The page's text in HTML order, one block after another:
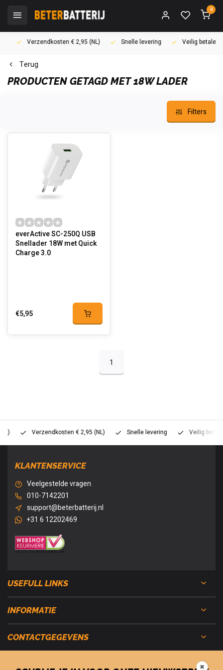
0
Verzendkosten € 2,95 (NL) Snelle levering Veilig betalen
Terug
PRODUCTEN GETAGD MET 18W LADER
Filters
everActive SC-250Q USB
Snellader 18W met Quick
Charge 3.0
€5,95
1
Verzendkosten € 2,95 (NL) Snelle levering Veilig betalen
KLANTENSERVICE
Veelgestelde vragen
010-7142201
support@beterbatterij.nl
+31 6 12202469
USEFULL LINKS
INFORMATIE
CONTACTGEGEVENS
✖